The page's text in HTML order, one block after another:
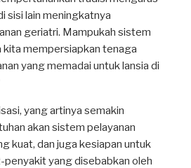
sisi lain meningkatnya
geriatri. Mampukah sistem
kita mempersiapkan tenaga
yang memadai untuk lansia di
yang artinya semakin
akan sistem pelayanan
kuat, dan juga kesiapan untuk
yang disebabkan oleh